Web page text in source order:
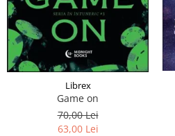
Librex
Game on
70,00 Lei
63,00 Lei